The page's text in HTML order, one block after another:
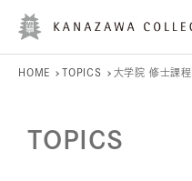
HOME TOPICS 大学院 修士課程
TOPICS